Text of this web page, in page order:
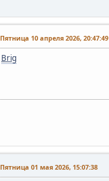
Пятница 10 апреля 2026, 20:47:49
Brig
Пятница 01 мая 2026, 15:07:38